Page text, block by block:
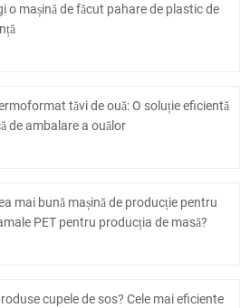
o mașină de făcut pahare de plastic de
tăvi de ouă: O soluție eficientă
de ambalare a ouălor
mai bună mașină de producție pentru
PET pentru producția de masă?
cupele de sos? Cele mai eficiente